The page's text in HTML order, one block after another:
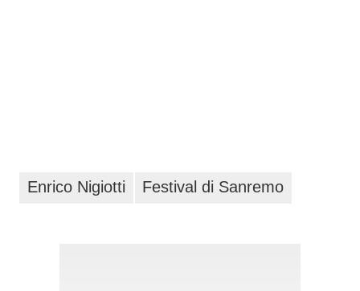
Enrico Nigiotti Festival di Sanremo